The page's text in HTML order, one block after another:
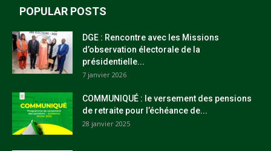
POPULAR POSTS
DGE : Rencontre avec les Missions
d’observation électorale de la
présidentielle...
7 janvier 2026
COMMUNIQUÉ : le versement des pensions
de retraite pour l’échéance de...
28 janvier 2025